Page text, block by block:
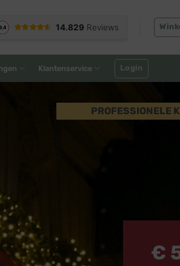
Klantenservice Login
PROFESSIONELE
€